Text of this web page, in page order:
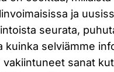
ja
seurata,
selviämme
sanat